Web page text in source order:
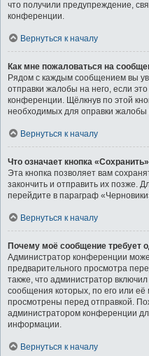
что получили предупреждение,
конференции.
Вернуться к началу
Как мне пожаловаться на
Рядом с каждым сообщением вы
отправки жалобы на него, если
конференции. Щёлкнув по этой
необходимых для оправки
Вернуться к началу
Что означает кнопка
Эта кнопка позволяет вам
закончить и отправить их позже.
перейдите в параграф
Вернуться к началу
Почему моё сообщение требует
Администратор конференции
предварительного просмотра
также, что администратор
сообщения которых, по его или
просмотрены перед отправкой.
администратором конференции
информации.
Вернуться к началу